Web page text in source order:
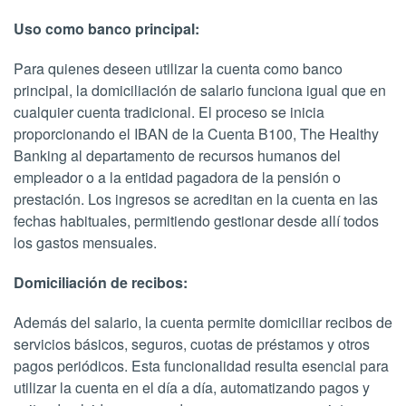
Uso como banco principal:
Para quienes deseen utilizar la cuenta como banco
principal, la domiciliación de salario funciona igual que en
cualquier cuenta tradicional. El proceso se inicia
proporcionando el IBAN de la Cuenta B100, The Healthy
Banking al departamento de recursos humanos del
empleador o a la entidad pagadora de la pensión o
prestación. Los ingresos se acreditan en la cuenta en las
fechas habituales, permitiendo gestionar desde allí todos
los gastos mensuales.
Domiciliación de recibos:
Además del salario, la cuenta permite domiciliar recibos de
servicios básicos, seguros, cuotas de préstamos y otros
pagos periódicos. Esta funcionalidad resulta esencial para
utilizar la cuenta en el día a día, automatizando pagos y